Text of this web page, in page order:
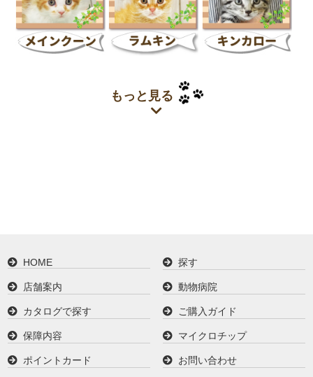
もっと見る
HOME 探す
店舗案内 動物病院
カタログで探す ご購入ガイド
保障内容 マイクロチップ
ポイントカード お問い合わせ